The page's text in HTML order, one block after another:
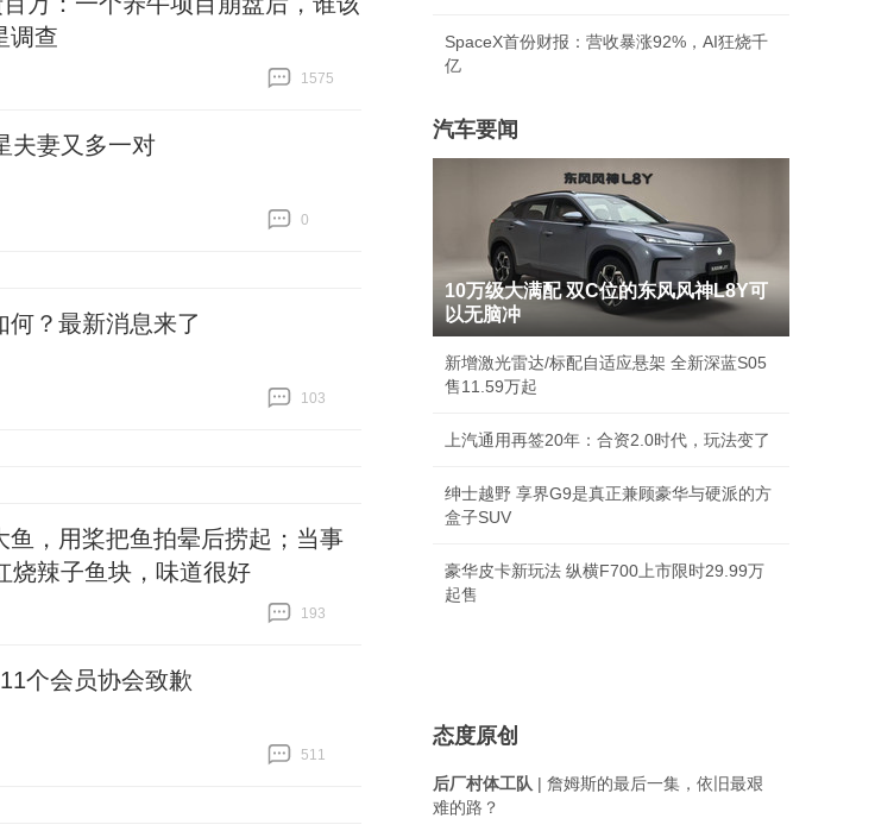
调查
1575
夫妻又多一对
0
何？最新消息来了
103
鱼，用桨把鱼拍晕后捞起；当事
烧辣子鱼块，味道很好
193
个会员协会致歉
511
SpaceX首份财报：营收暴涨92%，AI狂烧千
亿
汽车要闻
10万级大满配 双C位的东风风神L8Y可
以无脑冲
新增激光雷达/标配自适应悬架 全新深蓝S05
售11.59万起
上汽通用再签20年：合资2.0时代，玩法变了
绅士越野 享界G9是真正兼顾豪华与硬派的方
盒子SUV
豪华皮卡新玩法 纵横F700上市限时29.99万
起售
态度原创
后厂村体工队 | 詹姆斯的最后一集，依旧最艰
难的路？